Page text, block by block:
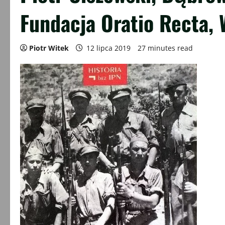
Fundacja Oratio Recta,
Piotr Witek 12 lipca 2019 27 minutes read